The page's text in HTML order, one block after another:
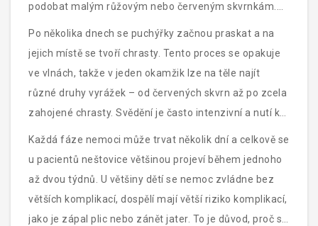
podobat malým růžovým nebo červeným skvrnkám.
Postupně se tyto skvrny mění na drobné puchýřky
naplněné čirou nebo mírně zakalenou tekutinou.
Po několika dnech se puchýřky začnou praskat a na
jejich místě se tvoří chrasty. Tento proces se opakuje
ve vlnách, takže v jeden okamžik lze na těle najít
různé druhy vyrážek – od červených skvrn až po zcela
zahojené chrasty. Svědění je často intenzivní a nutí k
poškrábání, což je nebezpečné kvůli riziku vzniku
bakteriálních infekcí.
Každá fáze nemoci může trvat několik dní a celkově se
u pacientů neštovice většinou projeví během jednoho
až dvou týdnů. U většiny dětí se nemoc zvládne bez
větších komplikací, dospělí mají větší riziko komplikací,
jako je zápal plic nebo zánět jater. To je důvod, proč se